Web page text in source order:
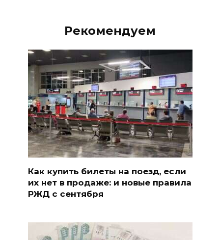
Рекомендуем
Как купить билеты на поезд, если
их нет в продаже: и новые правила
РЖД с сентября